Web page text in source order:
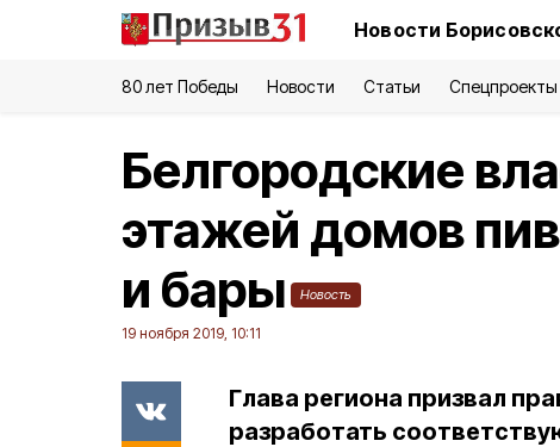
Новости
80 лет Победы Новости Статьи Спецпроекты
Белгородские
этажей домов
и бары
Новость
19 ноября 2019, 10:11
Глава региона призвал
разработать